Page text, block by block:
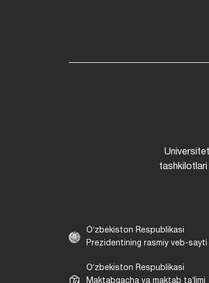
tashkilotlari
Oʻzbekiston Respublikasi
Prezidentining rasmiy veb-sayti
Oʻzbekiston Respublikasi
Maktabgacha va maktab taʼlimi